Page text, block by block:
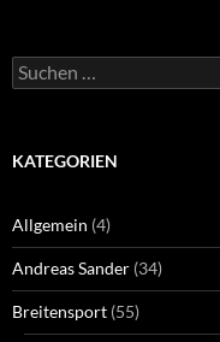
Suchen
nach:
KATEGORIEN
Allgemein (4)
Andreas Sander (34)
Breitensport (55)